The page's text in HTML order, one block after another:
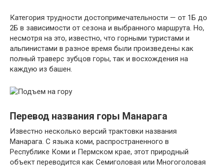
Категория трудности достопримечательности — от 1Б до
2Б в зависимости от сезона и выбранного маршрута. Но,
несмотря на это, известно, что горными туристами и
альпинистами в разное время были произведены как
полный траверс зубцов горы, так и восхождения на
каждую из башен.
Перевод названия горы Манарага
Известно несколько версий трактовки названия
Манарага. С языка коми, распространенного в
Республике Коми и Пермском крае, этот природный
объект переводится как Семиголовая или Многоголовая